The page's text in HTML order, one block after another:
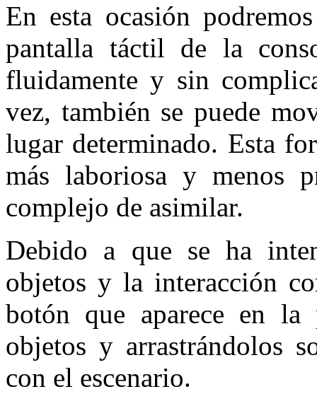
En esta ocasión
pantalla táctil de la
fluidamente y sin
vez, también se puede
lugar determinado. Esta
más laboriosa y menos
complejo de asimilar.
Debido a que se ha
objetos y la interacción
botón que aparece en
objetos y arrastrándolos
con el escenario.